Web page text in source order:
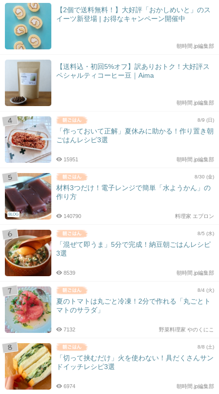
【2個で送料無料！】大好評「おかしめいと」のス
イーツ新登場 | お得なキャンペーン開催中
朝時間.jp編集部
【送料込・初回5%オフ】訳ありおトク！大好評ス
ペシャルティコーヒー豆｜Aima
朝時間.jp編集部
8/9 (日)
「作っておいて正解」夏休みに助かる！作り置き朝
ごはんレシピ3選
朝時間.jp編集部
15951
BLOG
8/30 (金)
材料3つだけ！電子レンジで簡単「水ようかん」の
作り方
料理家 エプロン
140790
8/5 (水)
「混ぜて即うま」5分で完成！納豆朝ごはんレシピ
3選
朝時間.jp編集部
8539
8/4 (火)
夏のトマトは丸ごと冷凍！2分で作れる「丸ごとト
マトのサラダ」
野菜料理家 やのくにこ
7132
8/8 (土)
「切って挟むだけ」火を使わない！具だくさんサン
ドイッチレシピ3選
朝時間.jp編集部
6974